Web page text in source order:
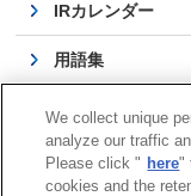
IRカレンダー
用語集
よくある質問
IRに関するお問い
We collect unique
analyze our traffic
Please click " here"
cookies and the